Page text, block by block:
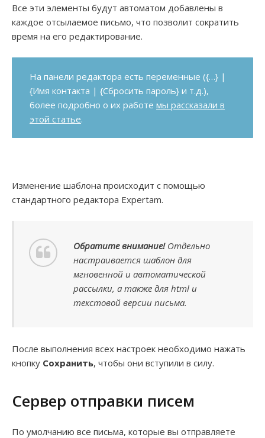
Все эти элементы будут автоматом добавлены в
каждое отсылаемое письмо, что позволит сократить
время на его редактирование.
На панели редактора есть переменные ({…} |
{Имя контакта | {Сбросить пароль} и т.д.),
более подробно о их работе мы рассказали в
этой статье.
Изменение шаблона происходит с помощью
стандартного редактора Expertam.
Обратите внимание!Отдельно
настраивается шаблон для
мгновенной и автоматической
рассылки, а также для html и
текстовой версии письма.
После выполнения всех настроек необходимо нажать
кнопку Сохранить, чтобы они вступили в силу.
Сервер отправки писем
По умолчанию все письма, которые вы отправляете